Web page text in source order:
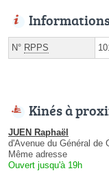
N° RPPS
Kinés à
JUEN Raphaël
d'Avenue du Général de
Même adresse
Ouvert jusqu'à 19h